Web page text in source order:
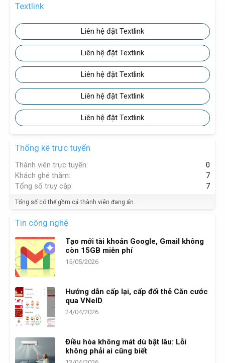
Textlink
Liên hệ đặt Textlink
Liên hệ đặt Textlink
Liên hệ đặt Textlink
Liên hệ đặt Textlink
Liên hệ đặt Textlink
Thống kê trực tuyến
Thành viên trực tuyến
0
Khách ghé thăm
7
Tổng số truy cập
7
Tổng số có thể gồm cả thành viên đang ẩn.
Tin công nghệ
Tạo mới tài khoản Google, Gmail không
còn 15GB miễn phí
15/05/2026
Hướng dẫn cấp lại, cấp đổi thẻ Căn cước
qua VNeID
24/04/2026
Điều hòa không mát dù bật lâu: Lỗi
không phải ai cũng biết